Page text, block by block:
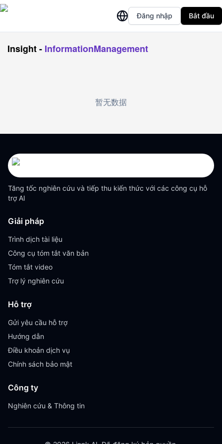
Đăng nhập Bắt đầu
Insight- InformationManagement
暂无数据
Tăng tốc nghiên cứu và tiếp thu kiến thức với các công cụ hỗ
trợ AI
Giải pháp
Trình dịch tài liệu
Công cụ tóm tắt văn bản
Tóm tắt video
Trợ lý nghiên cứu
Hỗ trợ
Gửi yêu cầu hỗ trợ
Hướng dẫn
Điều khoản dịch vụ
Chính sách bảo mật
Công ty
Nghiên cứu & Thông tin